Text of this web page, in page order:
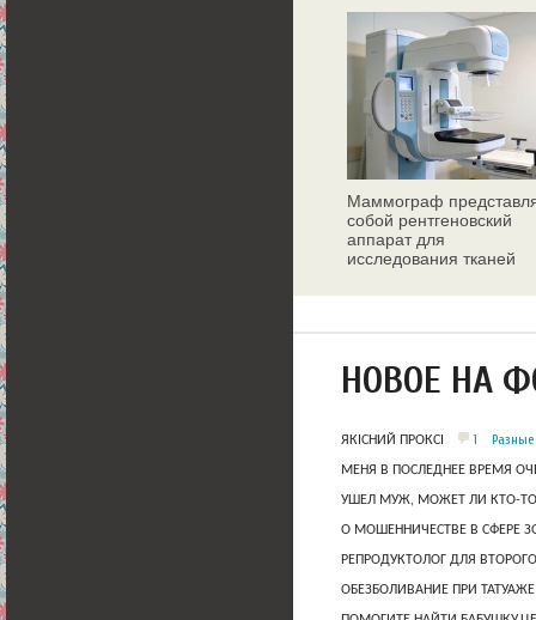
Маммограф
собой рентгеновский
аппарат для
исследования тканей
НОВОЕ НА
ЯКІСНИЙ ПРОКСІ 1
МЕНЯ В ПОСЛЕДНЕЕ ВРЕМЯ
УШЕЛ МУЖ, МОЖЕТ ЛИ КТО-ТО
О МОШЕННИЧЕСТВЕ В СФЕРЕ
РЕПРОДУКТОЛОГ ДЛЯ
ОБЕЗБОЛИВАНИЕ ПРИ